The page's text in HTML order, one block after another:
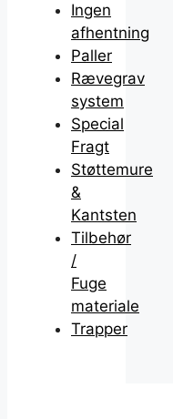
Ingen
afhentning
Paller
Rævegrav
system
Special
Fragt
Støttemure
&
Kantsten
Tilbehør
/
Fuge
materiale
Trapper